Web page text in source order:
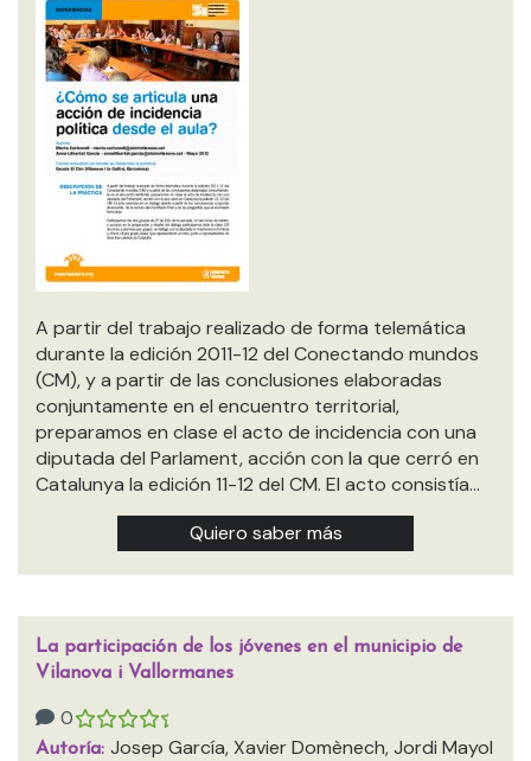
A partir del trabajo realizado de forma telemática
durante la edición 2011-12 del Conectando mundos
(CM), y a partir de las conclusiones elaboradas
conjuntamente en el encuentro territorial,
preparamos en clase el acto de incidencia con una
diputada del Parlament, acción con la que cerró en
Catalunya la edición 11-12 del CM. El acto consistía…
Quiero saber más
La participación de los jóvenes en el municipio de
Vilanova i Vallormanes
0
Autoría: Josep García, Xavier Domènech, Jordi Mayol